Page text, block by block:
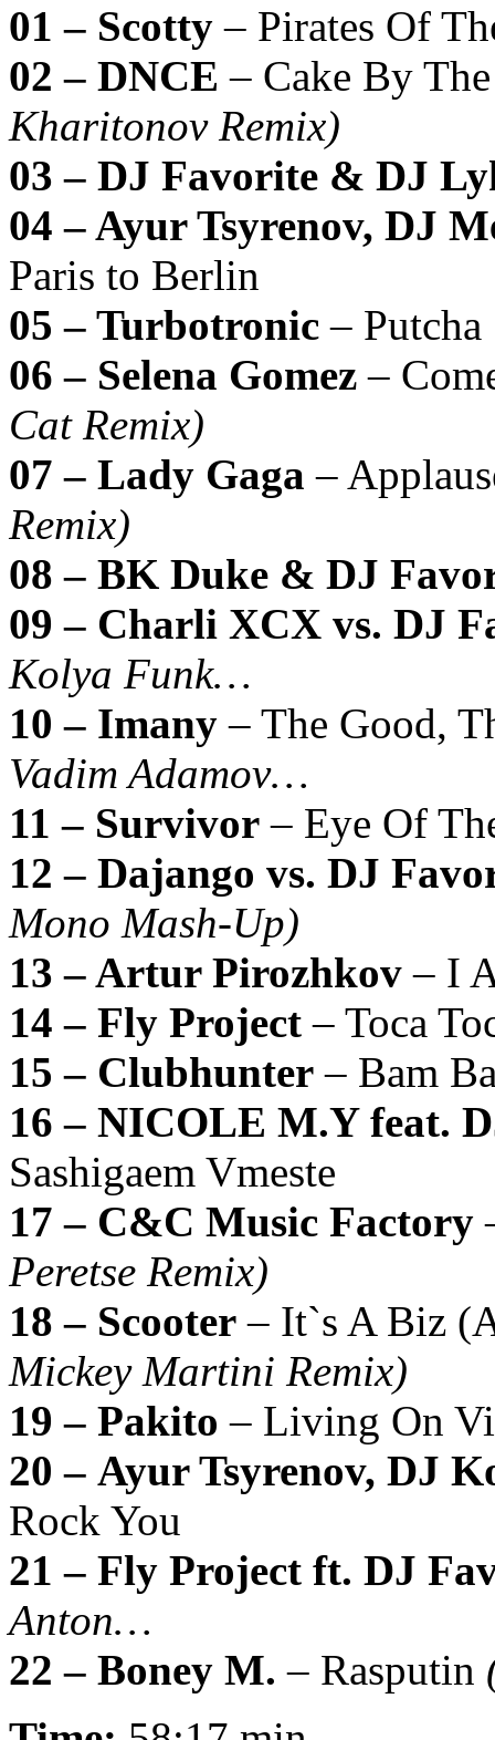
01 – Scotty – Pirates Of
02 – DNCE – Cake By
Kharitonov Remix)
03 – DJ Favorite & DJ
04 – Ayur Tsyrenov, DJ
Paris to Berlin
05 – Turbotronic – Putcha
06 – Selena Gomez –
Cat Remix)
07 – Lady Gaga –
Remix)
08 – BK Duke & DJ
09 – Charli XCX vs. DJ
Kolya Funk…
10 – Imany – The Good,
Vadim Adamov…
11 – Survivor – Eye Of
12 – Dajango vs. DJ
Mono Mash-Up)
13 – Artur Pirozhkov – I
14 – Fly Project – Toca
15 – Clubhunter – Bam
16 – NICOLE M.Y feat.
Sashigaem Vmeste
17 – C&C Music Factory
Peretse Remix)
18 – Scooter – It`s A Biz
Mickey Martini Remix)
19 – Pakito – Living On
20 – Ayur Tsyrenov, DJ
Rock You
21 – Fly Project ft. DJ
Anton…
22 – Boney M. – Rasputin